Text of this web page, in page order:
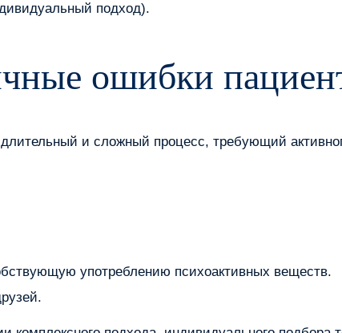
подход).
ошибки
и сложный процесс, требующий
употреблению психоактивных веществ.